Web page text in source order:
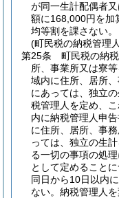
が同一生計配偶者
額に168,000円を加
均等割を課さない。
(町民税の納税管理
第25条
町民税の納
所、事業所又は寮
域内に住所、居所
にあっては、独立
税管理人を定め、
内に納税管理人申
に住所、居所、事
っては、独立の生
る一切の事項の処
として定めること
同日から10日以内
ない。 納税管理人